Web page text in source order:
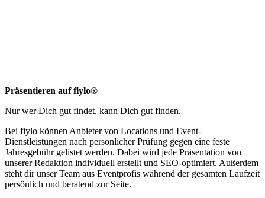
Präsentieren auf fiylo®
Nur wer Dich gut findet, kann Dich gut finden.
Bei fiylo können Anbieter von Locations und Event-
Dienstleistungen nach persönlicher Prüfung gegen eine feste
Jahresgebühr gelistet werden. Dabei wird jede Präsentation von
unserer Redaktion individuell erstellt und SEO-optimiert. Außerdem
steht dir unser Team aus Eventprofis während der gesamten Laufzeit
persönlich und beratend zur Seite.